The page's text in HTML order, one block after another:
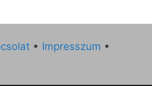
• Impresszum •